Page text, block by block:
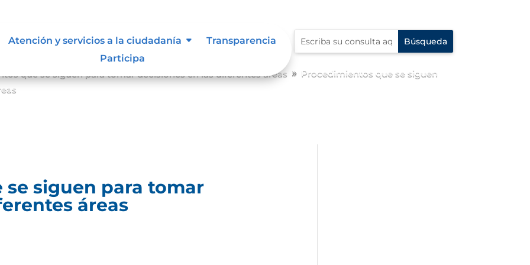
Atención y servicios a la ciudadanía
Transparencia
Participa
que se siguen para tomar decisiones en las diferentes áreas 9 Procedimientos que se siguen
siguen para tomar
áreas